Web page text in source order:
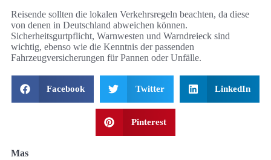
Reisende sollten die lokalen Verkehrsregeln beachten, da diese
von denen in Deutschland abweichen können.
Sicherheitsgurtpflicht, Warnwesten und Warndreieck sind
wichtig, ebenso wie die Kenntnis der passenden
Fahrzeugversicherungen für Pannen oder Unfälle.
Facebook Twitter LinkedIn
Pinterest
Mas